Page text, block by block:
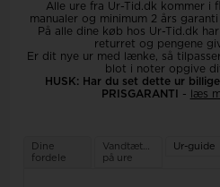
Alle ure fra Ur-Tid.dk kommer i
manualer og minimum 2 års garanti
På alle dine køb hos Ur-Tid.dk
returret og pengene
Er dit nye ur med lænke, så
blot i noter opgive
HUSK: Har du set dette ur
PRISGARANTI
- læs
Dine
fordele
Vandtæthed
på ure
Ur-guide